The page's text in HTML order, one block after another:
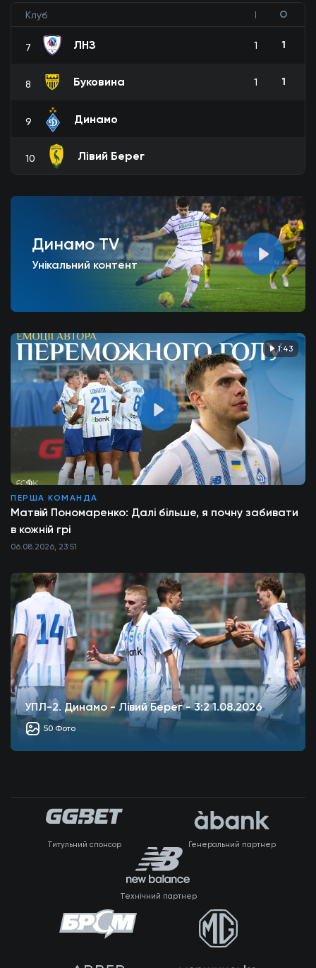
Клуб І О
7 ЛНЗ 1 1
8 Буковина 1 1
9 Динамо
10 Лівий Берег
Динамо TV
Унікальний контент
1:43
ПЕРША КОМАНДА
Матвій Пономаренко: Далі більше, я почну забивати
в кожній грі
06.08.2026, 23:51
УПЛ-2. Динамо - Лівий Берег - 3:2 1.08.2026
50 Фото
Титульний спонсор Генеральний партнер
Технічний партнер